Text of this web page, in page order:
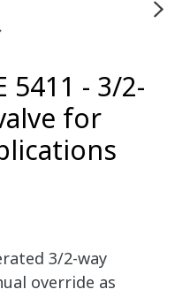
5411 - 3/2-
for
3/2-way
override as